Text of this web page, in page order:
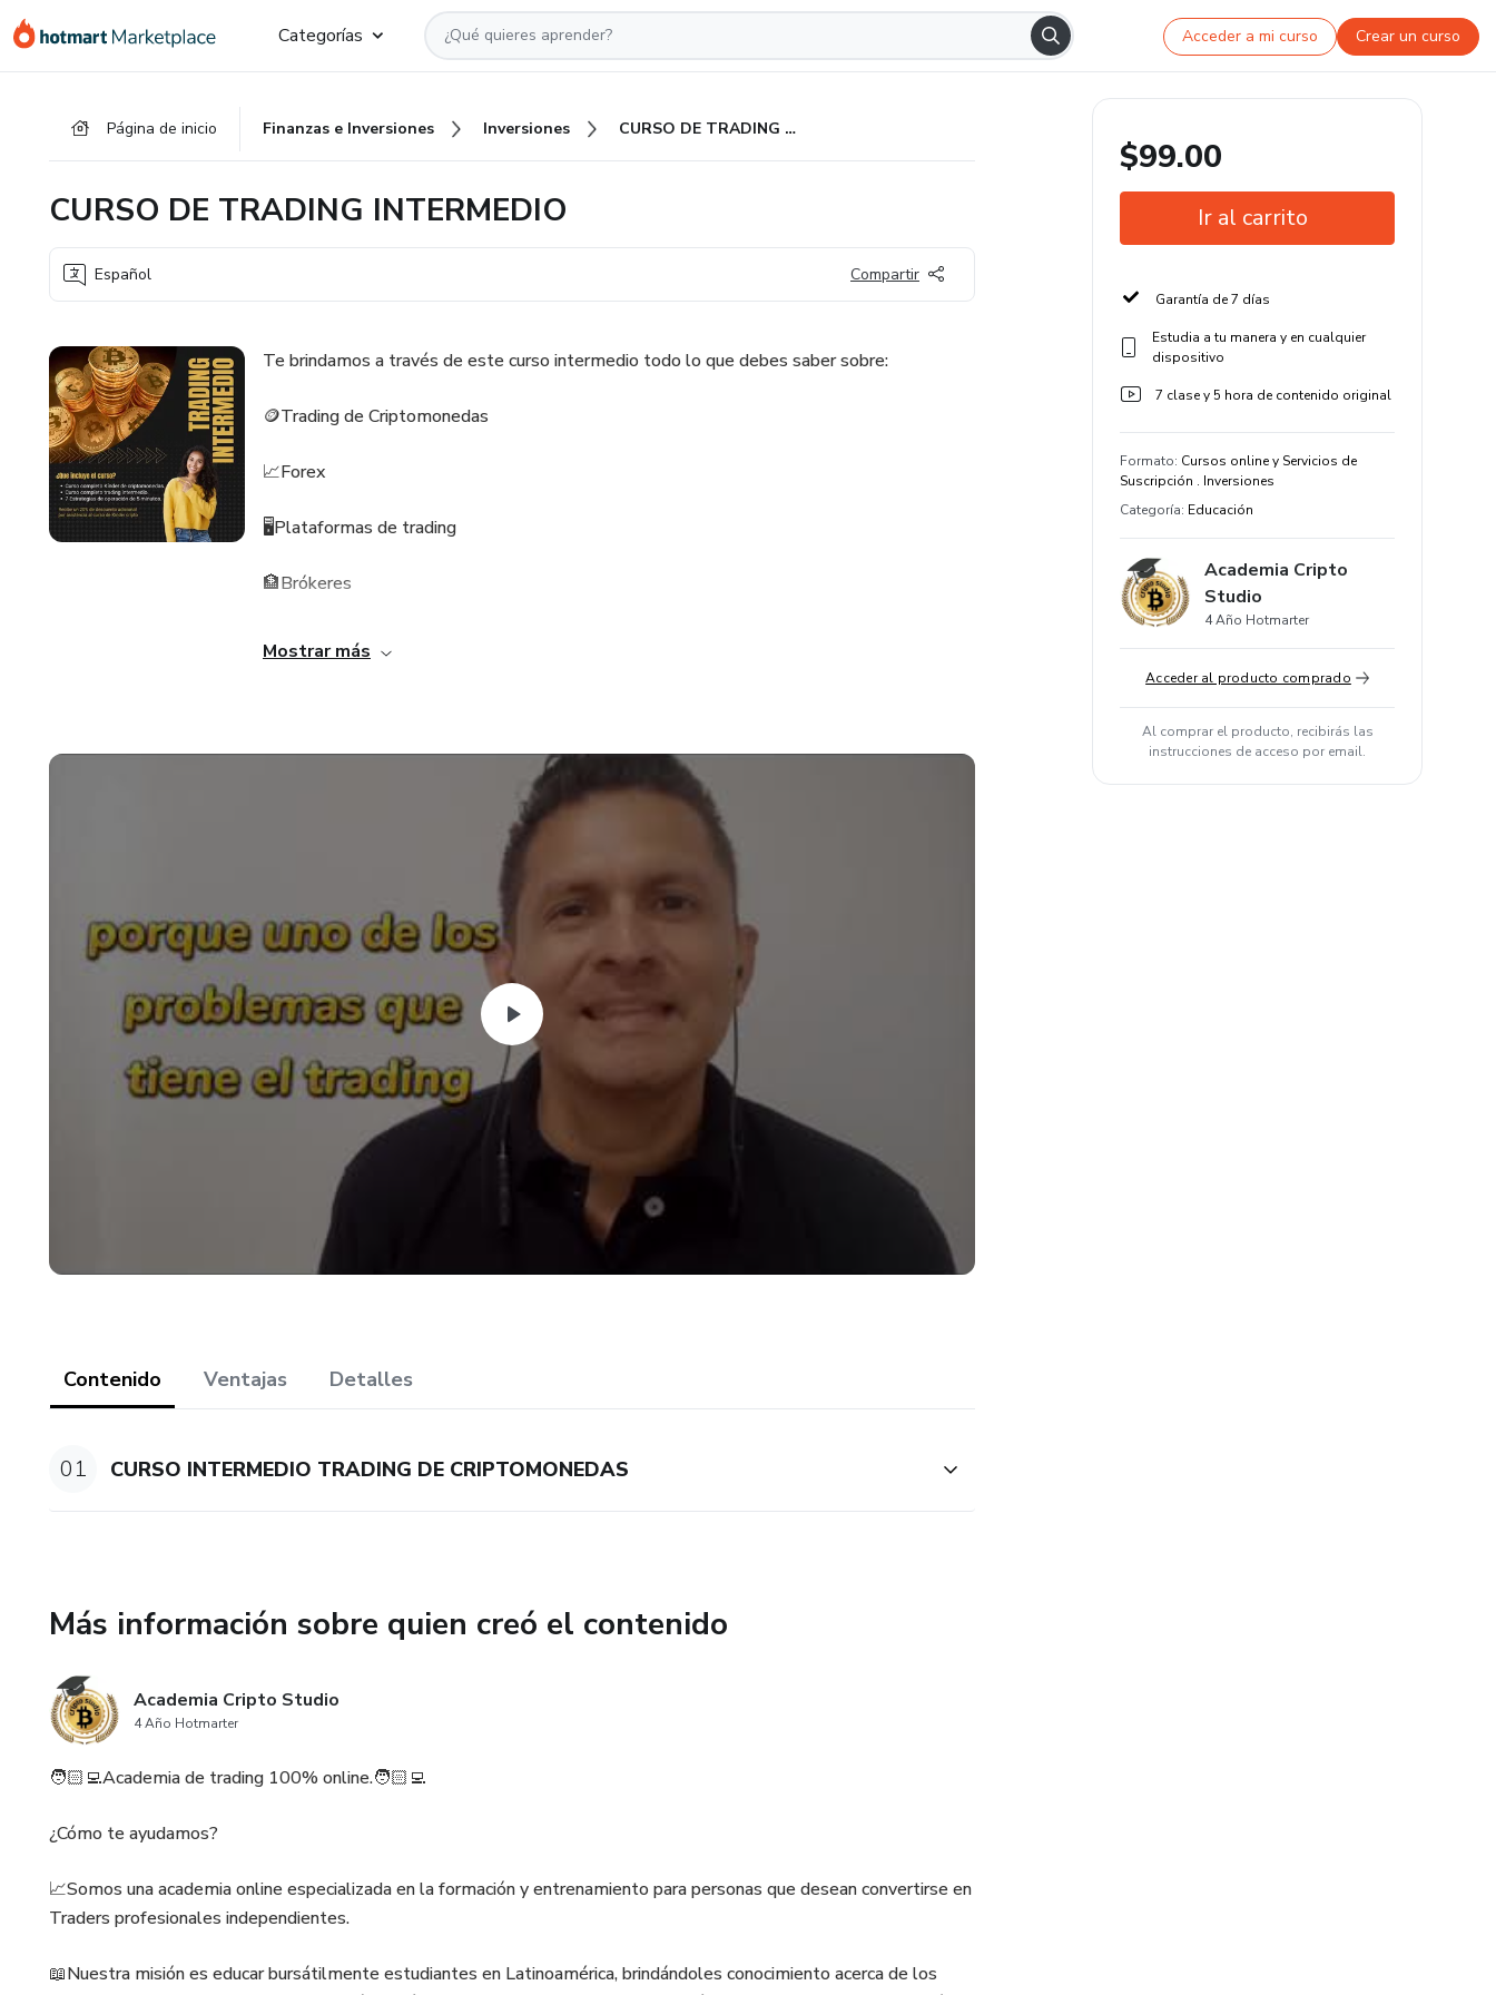
Categorías Acceder a mi curso Crear un curso
Página de inicio Finanzas e Inversiones Inversiones CURSO DE TRADING INTERMEDIO
CURSO DE TRADING INTERMEDIO
Español Compartir
Te brindamos a través de este curso intermedio todo lo que debes saber sobre:
🪙Trading de Criptomonedas
📈Forex
🖥️Plataformas de trading
🏦Brókeres
💱Exchanges
🗣️fundamental
🤔Estrategias
Te llevaremos de trader principiante a ser un trader en nivel intermedio con alto
conocimiento en estos temas.
Mostrar más
Contenido Ventajas Detalles
01 CURSO INTERMEDIO TRADING DE CRIPTOMONEDAS
Más información sobre quien creó el contenido
Academia Cripto Studio
4 Año Hotmarter
🧑🏻‍💻Academia de trading 100% online.🧑🏻‍💻
¿Cómo te ayudamos?
📈Somos una academia online especializada en la formación y entrenamiento para personas que desean convertirse en
Traders profesionales independientes.
📖Nuestra misión es educar bursátilmente estudiantes en Latinoamérica, brindándoles conocimiento acerca de los
$99.00
Ir al carrito
Garantía de 7 días
Estudia a tu manera y en cualquier
dispositivo
7 clase y 5 hora de contenido original
Formato: Cursos online y Servicios de
Suscripción . Inversiones
Categoría: Educación
Academia Cripto
Studio
4 Año Hotmarter
Acceder al producto comprado
Al comprar el producto, recibirás las
instrucciones de acceso por email.